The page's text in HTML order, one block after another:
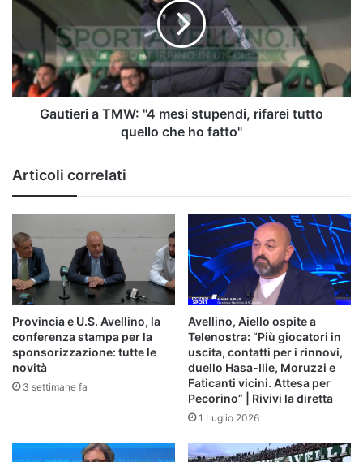
stupendi,
rifarei
tutto
quello
Gautieri a TMW: "4 mesi stupendi, rifarei tutto
quello che ho fatto"
Articoli correlati
Provincia e U.S. Avellino, la
conferenza stampa per la
sponsorizzazione: tutte le
novità
3 settimane fa
Avellino, Aiello ospite a
Telenostra: “Più giocatori in
uscita, contatti per i rinnovi,
duello Hasa-Ilie, Moruzzi e
Faticanti vicini. Attesa per
Pecorino” | Rivivi la diretta
1 Luglio 2026